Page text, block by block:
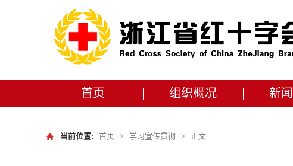
首页 组织概况 新
当前位置: 首页 > 学习宣传贯彻 > 正文